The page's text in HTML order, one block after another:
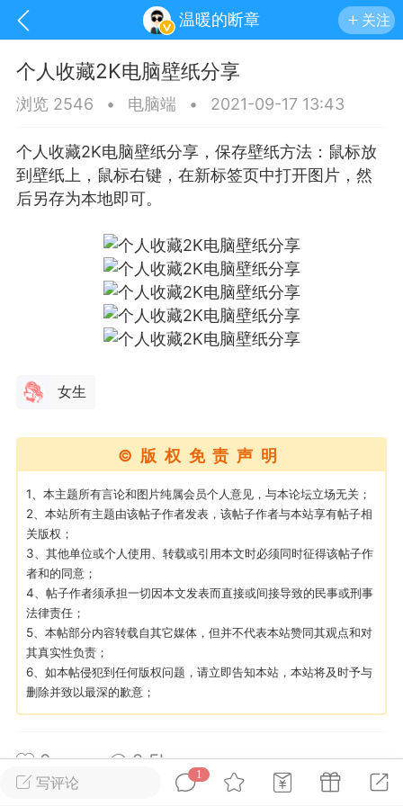
温暖的断章 关注
系统 网站
问答 闲谈 官方
任务 排行 历史
网络
VIP 7
29 21:24
电脑端 Surface Laptop Go 2
Laptop Go 2镜像
网盘下载
Laptop Go 2 i5/8/128 – Windows
写评论
1
个人收藏2K电脑壁纸分享
浏览 2546 • 电脑端 • 2021-09-17 13:43
个人收藏2K电脑壁纸分享，保存壁纸方法：鼠标放
到壁纸上，鼠标右键，在新标签页中打开图片，然
后另存为本地即可。
女生
©版权免责声明
1、本主题所有言论和图片纯属会员个人意见，与本论坛立场无关；
2、本站所有主题由该帖子作者发表，该帖子作者与本站享有帖子相
关版权；
3、其他单位或个人使用、转载或引用本文时必须同时征得该帖子作
者和的同意；
4、帖子作者须承担一切因本文发表而直接或间接导致的民事或刑事
法律责任；
5、本帖部分内容转载自其它媒体，但并不代表本站赞同其观点和对
其真实性负责；
6、如本帖侵犯到任何版权问题，请立即告知本站，本站将及时予与
删除并致以最深的歉意；
0 2.5k